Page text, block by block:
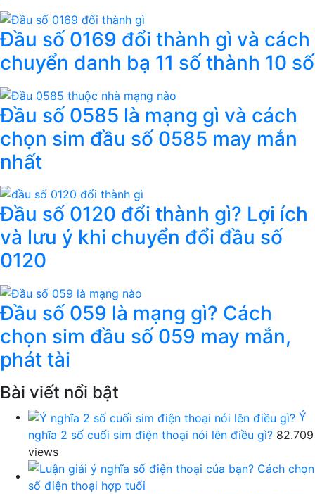
Đầu số 0169 đổi thành gì và cách
chuyển danh bạ 11 số thành 10 số
Đầu số 0585 là mạng gì và cách
chọn sim đầu số 0585 may mắn
nhất
Đầu số 0120 đổi thành gì? Lợi ích
và lưu ý khi chuyển đổi đầu số
0120
Đầu số 059 là mạng gì? Cách
chọn sim đầu số 059 may mắn,
phát tài
Bài viết nổi bật
Ý
nghĩa 2 số cuối sim điện thoại nói lên điều gì? 82.709
views